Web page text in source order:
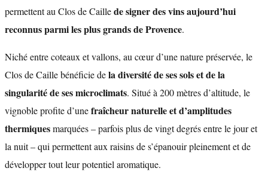
permettent au Clos de Caillede signer des vins aujourd’hui
reconnus parmi les plus grands de Provence.
Niché entre coteaux et vallons, au cœur d’une nature préservée, le
Clos de Caille bénéficie dela diversité de ses sols et de la
singularité de ses microclimats. Situé à 200 mètres d’altitude, le
vignoble profite d’unefraîcheur naturelle et d’amplitudes
thermiquesmarquées – parfois plus de vingt degrés entre le jour et
la nuit – qui permettent aux raisins de s’épanouir pleinement et de
développer tout leur potentiel aromatique.